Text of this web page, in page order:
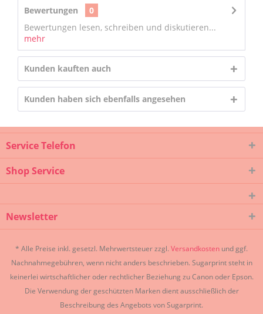
Bewertungen
0
Bewertungen lesen, schreiben und diskutieren...
mehr
Kunden kauften auch
Kunden haben sich ebenfalls angesehen
Service Telefon
Shop Service
Newsletter
* Alle Preise inkl. gesetzl. Mehrwertsteuer zzgl. Versandkosten und ggf.
Nachnahmegebühren, wenn nicht anders beschrieben. Sugarprint steht in
keinerlei wirtschaftlicher oder rechtlicher Beziehung zu Canon oder Epson.
Die Verwendung der geschützten Marken dient ausschließlich der
Beschreibung des Angebots von Sugarprint.